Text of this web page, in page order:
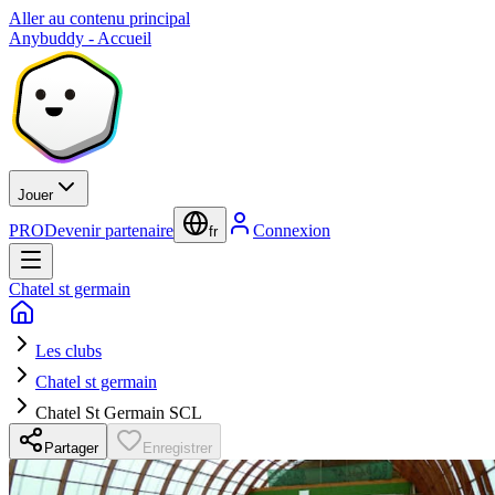
Aller au contenu principal
Anybuddy - Accueil
Jouer
PRODevenir partenaire fr Connexion
Chatel st germain
Les clubs
Chatel st germain
Chatel St Germain SCL
Partager Enregistrer